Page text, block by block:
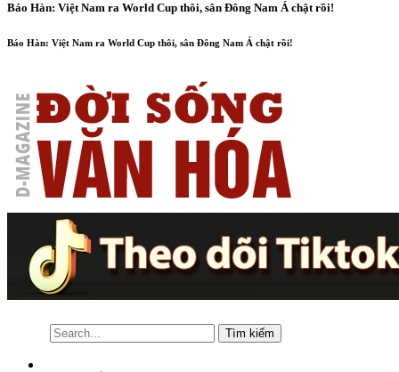
Báo Hàn: Việt Nam ra World Cup thôi, sân Đông Nam Á chật rồi!
Báo Hàn: Việt Nam ra World Cup thôi, sân Đông Nam Á chật rồi!